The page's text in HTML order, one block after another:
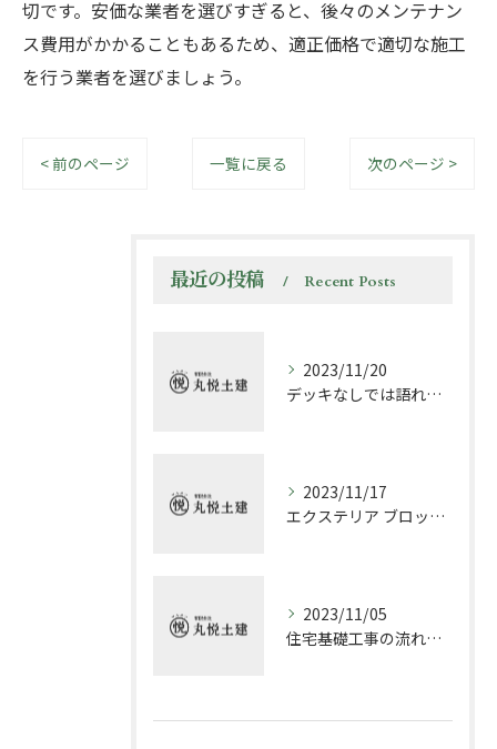
切です。安価な業者を選びすぎると、後々のメンテナン
ス費用がかかることもあるため、適正価格で適切な施工
を行う業者を選びましょう。
< 前のページ 一覧に戻る 次のページ >
最近の投稿 Recent Posts
2023/11/20
デッキなしでは語れない! エクステリアの魅力と楽しみ方
2023/11/17
エクステリア ブロック塀の施工方法と注意点
2023/11/05
住宅基礎工事の流れについて必要なポイントと注意点